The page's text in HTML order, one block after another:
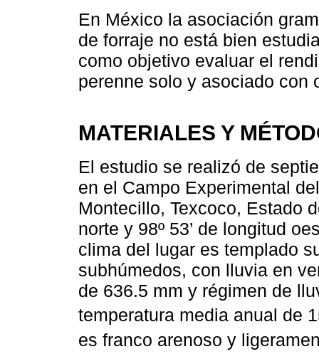
En México la asociación
de forraje no está bien
como objetivo evaluar el
perenne solo y asociado con
MATERIALES Y
El estudio se realizó de
en el Campo Experimental
Montecillo, Texcoco, Estado
norte y 98º 53’ de longitud
clima del lugar es templado
subhúmedos, con lluvia en
de 636.5 mm y régimen de
temperatura media anual de
es franco arenoso y